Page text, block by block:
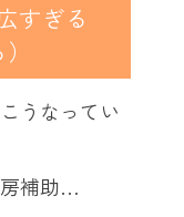
すぎる
うなってい
補助…